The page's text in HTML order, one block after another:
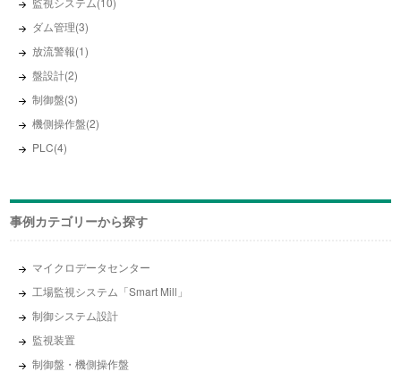
ダム管理(3)
放流警報(1)
盤設計(2)
制御盤(3)
機側操作盤(2)
PLC(4)
事例カテゴリーから探す
マイクロデータセンター
工場監視システム「Smart Mill」
制御システム設計
監視装置
制御盤・機側操作盤